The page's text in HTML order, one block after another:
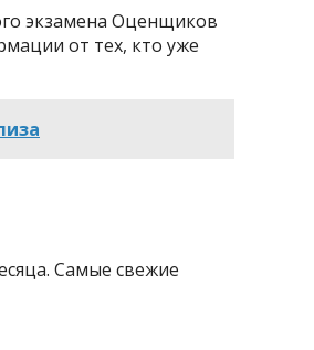
экзамена Оценщиков
от тех, кто уже
Самые свежие